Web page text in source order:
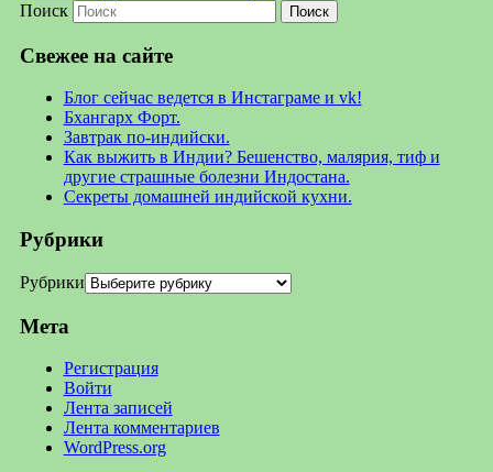
Поиск
Свежее на сайте
Блог сейчас ведется в Инстаграме и vk!
Бхангарх Форт.
Завтрак по-индийски.
Как выжить в Индии? Бешенство, малярия, тиф и
другие страшные болезни Индостана.
Секреты домашней индийской кухни.
Рубрики
Рубрики
Мета
Регистрация
Войти
Лента записей
Лента комментариев
WordPress.org